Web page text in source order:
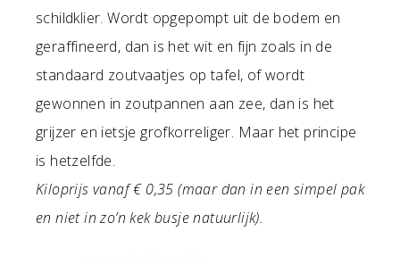
schildklier. Wordt opgepompt uit de bodem en
geraffineerd, dan is het wit en fijn zoals in de
standaard zoutvaatjes op tafel, of wordt
gewonnen in zoutpannen aan zee, dan is het
grijzer en ietsje grofkorreliger. Maar het principe
is hetzelfde.
Kiloprijs vanaf € 0,35 (maar dan in een simpel pak
en niet in zo’n kek busje natuurlijk).